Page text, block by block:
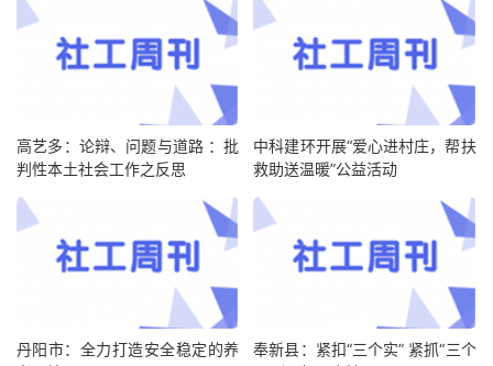
高艺多：论辩、问题与道路 ：批
判性本土社会工作之反思
中科建环开展“爱心进村庄，帮扶
救助送温暖”公益活动
丹阳市：全力打造安全稳定的养
奉新县：紧扣“三个实” 紧抓“三个